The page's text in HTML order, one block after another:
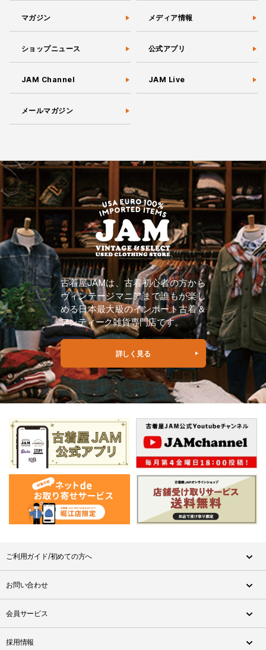
マガジン メディア情報
ショップニュース 公式アプリ
JAM Channel JAM Live
メールマガジン
古着屋JAMは、古着初心者の方から
ヴィンテージマニアまで誰もが楽し
める日本最大級のインポート古着＆
アンティーク雑貨専門店です。
詳しく見る
ご利用ガイド/初めての方へ
お問い合わせ
会員サービス
採用情報